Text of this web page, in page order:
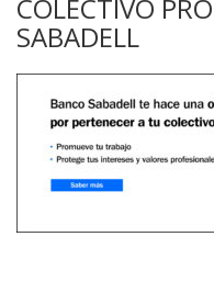
COLECTIVO
SABADELL